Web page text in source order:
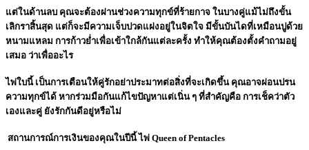
แต่ในด้านลบ คุณจะต้องผ่านช่วงความทุกข์ที่ร้ายกาจ ในบางคู่แม้ไม่ถึงขั้น
เลิกราสิ้นสุด แต่ก็จะมีความเจ็บปวดแฝงอยู่ในจิตใจ มีขั้นบันไดที่เหมือนปูด้วย
หนามแหลม การก้าวย่ำเพื่อเข้าใกล้กันแต่ละครั้ง ทำให้คุณต้องตั้งคำถามอยู่
เสมอ ว่าเพื่ออะไร
ไพ่ใบนี้ เป็นการเตือนให้คู่รักอย่าประมาทต่อสิ่งที่จะเกิดขึ้น คุณอาจผ่อนปรน
ความทุกข์ได้ หากร่วมมือกันแก้ไขปัญหาแต่เนิ่น ๆ ที่สำคัญคือ การเช็คว่าตัว
เองและคู่ ยังรักกันดีอยู่หรือไม่
สถานการณ์การเงินของคุณในปีนี้ ไพ่ Queen of Pentacles